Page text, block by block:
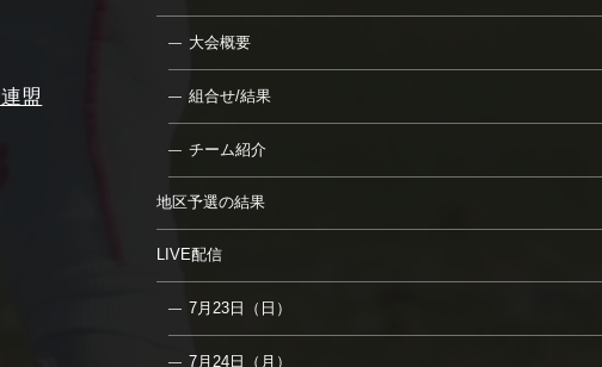
盟
大会概要
組合せ/結果
チーム紹介
地区予選の結果
LIVE配信
7月23日（日）
7月24日（月）